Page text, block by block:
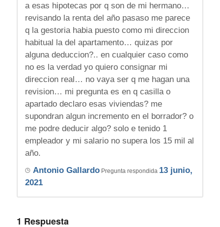
a esas hipotecas por q son de mi hermano…
revisando la renta del año pasaso me parece
q la gestoria habia puesto como mi direccion
habitual la del apartamento… quizas por
alguna deduccion?.. en cualquier caso como
no es la verdad yo quiero consignar mi
direccion real… no vaya ser q me hagan una
revision… mi pregunta es en q casilla o
apartado declaro esas viviendas? me
supondran algun incremento en el borrador? o
me podre deducir algo? solo e tenido 1
empleador y mi salario no supera los 15 mil al
año.
Antonio GallardoPregunta respondida 13 junio,
2021
1 Respuesta